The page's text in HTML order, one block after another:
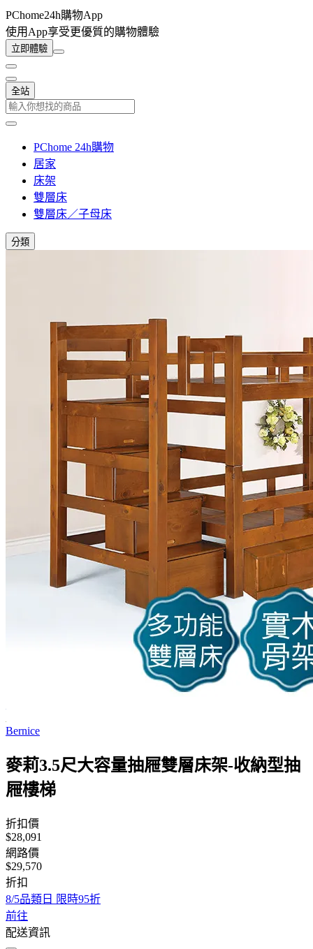
PChome24h購物App
使用App享受更優質的購物體驗
立即體驗
全站
PChome 24h購物
居家
床架
雙層床
雙層床／子母床
分類
Bernice
麥莉3.5尺大容量抽屜雙層床架-收納型抽
屜樓梯
折扣價
$28,091
網路價
$29,570
折扣
8/5品類日 限時95折
前往
配送資訊